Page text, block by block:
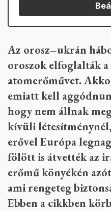
Az orosz–ukrán
oroszok elfoglalták
atomerőművet.
emiatt kell
hogy nem állnak
kívüli
erővel Európa
fölött is átvették az
erőmű könyékén
ami rengeteg
Ebben a cikkben